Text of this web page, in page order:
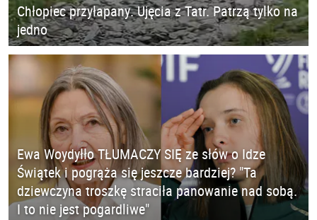
Chłopiec przyłapany. Ujęcia z Tatr. Patrzą tylko na
jedno
Ewa Woydyłło TŁUMACZY SIĘ ze słów o Idze
Świątek i pogrąża się jeszcze bardziej? "Ta
dziewczyna troszkę straciła panowanie nad sobą.
I to nie jest pogardliwe"